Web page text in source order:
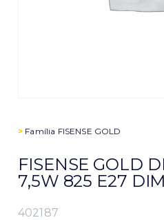
> Família FISENSE GOLD
FISENSE GOLD
7,5W 825 E27 DIM
402187